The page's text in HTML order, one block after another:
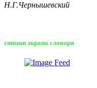
Н.Г.Чернышевский
снимки экрана словаря